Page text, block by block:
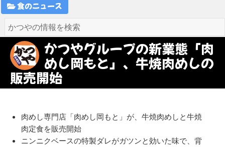
食のニュース
かつやグループの新業態「肉
めし岡もと」、牛焼肉めしの
販売開始
肉めし専門店「肉めし岡もと」が、牛焼肉めしと牛焼
肉定食を販売開始
ニンニクベースの特製ダレがガツンと効いた味で、背